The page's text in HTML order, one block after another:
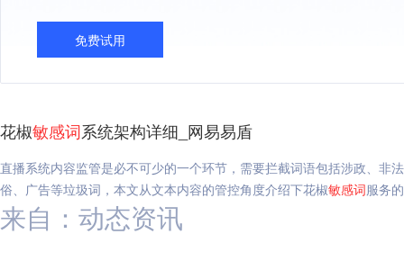
免费试用
花椒敏感词系统架构详细_网易易盾
直播系统内容监管是必不可少的一个环节，需要拦截词语包括涉政、非
俗、广告等垃圾词，本文从文本内容的管控角度介绍下花椒敏感词服务
来自：动态资讯